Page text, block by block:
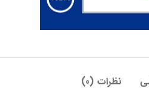
نظرات (0)